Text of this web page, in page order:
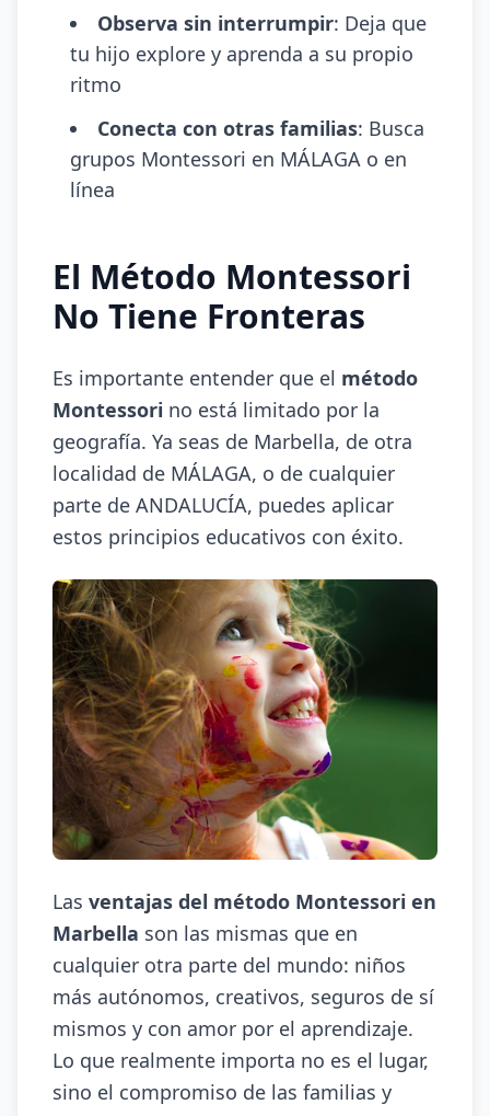
Observa sin interrumpir: Deja que
tu hijo explore y aprenda a su propio
ritmo
Conecta con otras familias: Busca
grupos Montessori en MÁLAGA o en
línea
El Método Montessori
No Tiene Fronteras
Es importante entender que el método
Montessori no está limitado por la
geografía. Ya seas de Marbella, de otra
localidad de MÁLAGA, o de cualquier
parte de ANDALUCÍA, puedes aplicar
estos principios educativos con éxito.
Las ventajas del método Montessori en
Marbella son las mismas que en
cualquier otra parte del mundo: niños
más autónomos, creativos, seguros de sí
mismos y con amor por el aprendizaje.
Lo que realmente importa no es el lugar,
sino el compromiso de las familias y